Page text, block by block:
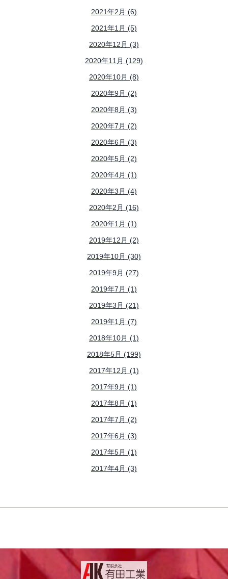
2021年2月 (6)
2021年1月 (5)
2020年12月 (3)
2020年11月 (129)
2020年10月 (8)
2020年9月 (2)
2020年8月 (3)
2020年7月 (2)
2020年6月 (3)
2020年5月 (2)
2020年4月 (1)
2020年3月 (4)
2020年2月 (16)
2020年1月 (1)
2019年12月 (2)
2019年10月 (30)
2019年9月 (27)
2019年7月 (1)
2019年3月 (21)
2019年1月 (7)
2018年10月 (1)
2018年5月 (199)
2017年12月 (1)
2017年9月 (1)
2017年8月 (1)
2017年7月 (2)
2017年6月 (3)
2017年5月 (1)
2017年4月 (3)